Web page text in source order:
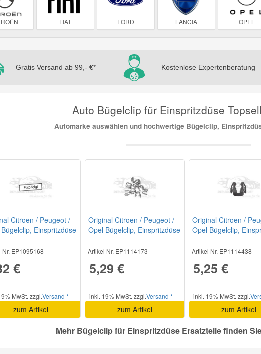
FIAT FORD LANCIA OPEL
Gratis Versand ab 99,- €* Kostenlose Expertenberatung
Auto Bügelclip für Einspritzdüse
Automarke auswählen und hochwertige Bügelclip,
Citroen / Peugeot /
Einspritzdüse
Nr. EP1095168
€
MwSt. zzgl.Versand *
zum Artikel
Original Citroen / Peugeot /
Opel Bügelclip, Einspritzdüse
Artikel Nr. EP1114173
5,29 €
inkl. 19% MwSt. zzgl.Versand *
zum Artikel
Original Citroen /
Opel Bügelclip,
Artikel Nr. EP1114438
5,25 €
inkl. 19% MwSt. zzgl.
zum Artikel
Mehr Bügelclip für Einspritzdüse Ersatzteile finden